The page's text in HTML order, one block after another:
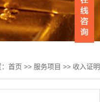
首页 >> 服务项目 >> 收入证明